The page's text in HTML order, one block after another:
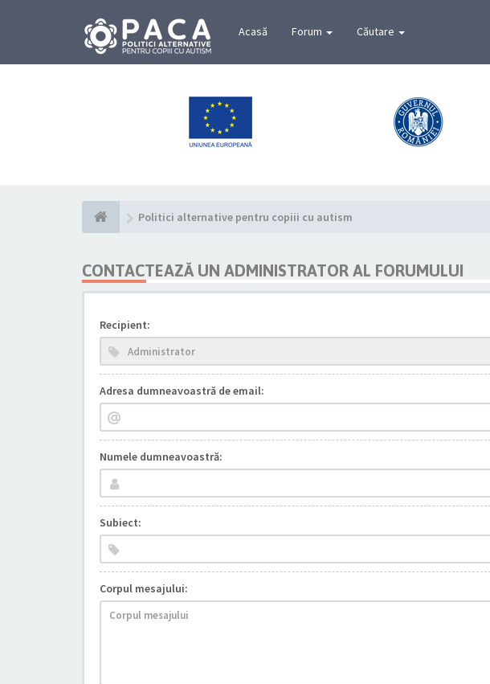
Acasă Forum Căutare
Politici alternative pentru copiii cu autism
CONTACTEAZĂ UN ADMINISTRATOR AL FORUMULUI
Recipient:
Adresa dumneavoastră de email:
Numele dumneavoastră:
Subiect:
Corpul mesajului: